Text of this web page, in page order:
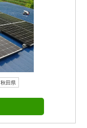
秋田県